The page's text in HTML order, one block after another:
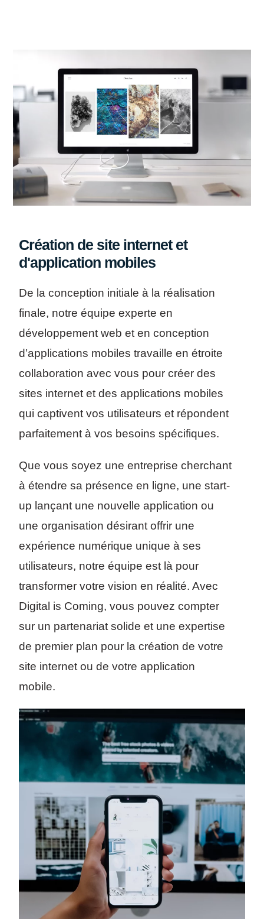
Création de site internet et
d'application mobiles
De la conception initiale à la réalisation
finale, notre équipe experte en
développement web et en conception
d’applications mobiles travaille en étroite
collaboration avec vous pour créer des
sites internet et des applications mobiles
qui captivent vos utilisateurs et répondent
parfaitement à vos besoins spécifiques.
Que vous soyez une entreprise cherchant
à étendre sa présence en ligne, une start-
up lançant une nouvelle application ou
une organisation désirant offrir une
expérience numérique unique à ses
utilisateurs, notre équipe est là pour
transformer votre vision en réalité. Avec
Digital is Coming, vous pouvez compter
sur un partenariat solide et une expertise
de premier plan pour la création de votre
site internet ou de votre application
mobile.